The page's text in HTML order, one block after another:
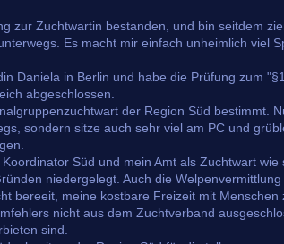
zur Zuchtwartin bestanden, und bin seitdem
Es macht mir einfach unheimlich viel
Daniela in Berlin und habe die Prüfung zum
abgeschlossen.
der Region Süd bestimmt.
sondern sitze auch sehr viel am PC und
Süd und mein Amt als Zuchtwart wie
niedergelegt. Auch die Welpenvermittlung
bereeit, meine kostbare Freizeit mit Menschen
nicht aus dem Zuchtverband
sind.